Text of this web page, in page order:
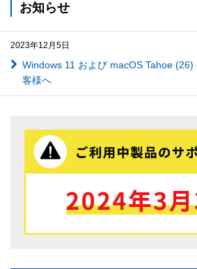
お知らせ
2023年12月5日
Windows 11 および macOS Tahoe (26)
客様へ